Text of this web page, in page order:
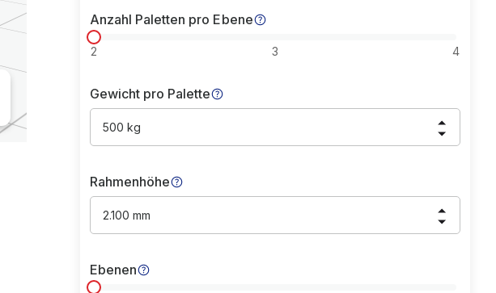
Anzahl Paletten pro Ebene
2 3 4
Gewicht pro Palette
500 kg
Rahmenhöhe
2.100 mm
Ebenen